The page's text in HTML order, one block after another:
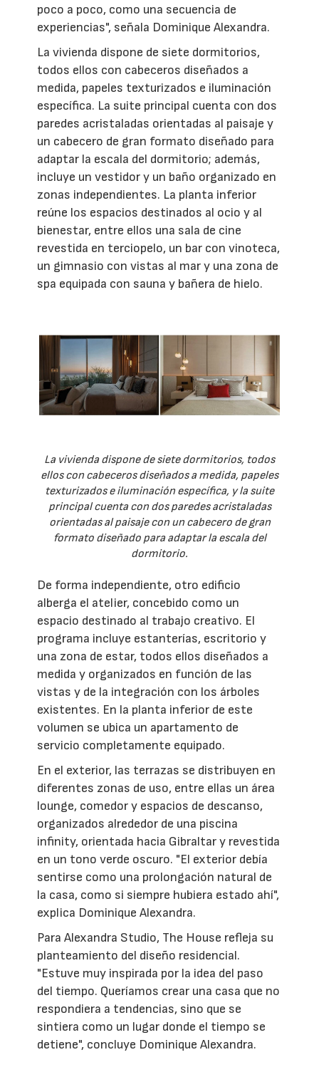
poco a poco, como una secuencia de
experiencias", señala Dominique Alexandra.
La vivienda dispone de siete dormitorios,
todos ellos con cabeceros diseñados a
medida, papeles texturizados e iluminación
específica. La suite principal cuenta con dos
paredes acristaladas orientadas al paisaje y
un cabecero de gran formato diseñado para
adaptar la escala del dormitorio; además,
incluye un vestidor y un baño organizado en
zonas independientes. La planta inferior
reúne los espacios destinados al ocio y al
bienestar, entre ellos una sala de cine
revestida en terciopelo, un bar con vinoteca,
un gimnasio con vistas al mar y una zona de
spa equipada con sauna y bañera de hielo.
La vivienda dispone de siete dormitorios, todos
ellos con cabeceros diseñados a medida, papeles
texturizados e iluminación específica, y la suite
principal cuenta con dos paredes acristaladas
orientadas al paisaje con un cabecero de gran
formato diseñado para adaptar la escala del
dormitorio.
De forma independiente, otro edificio
alberga el atelier, concebido como un
espacio destinado al trabajo creativo. El
programa incluye estanterías, escritorio y
una zona de estar, todos ellos diseñados a
medida y organizados en función de las
vistas y de la integración con los árboles
existentes. En la planta inferior de este
volumen se ubica un apartamento de
servicio completamente equipado.
En el exterior, las terrazas se distribuyen en
diferentes zonas de uso, entre ellas un área
lounge, comedor y espacios de descanso,
organizados alrededor de una piscina
infinity, orientada hacia Gibraltar y revestida
en un tono verde oscuro. "El exterior debía
sentirse como una prolongación natural de
la casa, como si siempre hubiera estado ahí",
explica Dominique Alexandra.
Para Alexandra Studio, The House refleja su
planteamiento del diseño residencial.
"Estuve muy inspirada por la idea del paso
del tiempo. Queríamos crear una casa que no
respondiera a tendencias, sino que se
sintiera como un lugar donde el tiempo se
detiene", concluye Dominique Alexandra.